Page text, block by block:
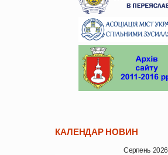
КАЛЕНДАР НОВИН
Серпень 2026